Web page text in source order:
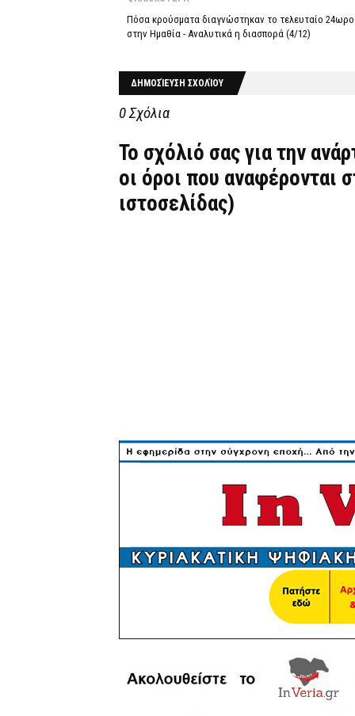
Πόσα κρούσματα διαγνώστηκαν το τελευταίο 24ωρο
στην Ημαθία - Αναλυτικά η διασπορά (4/12)
ΔΗΜΟΣΊΕΥΣΗ ΣΧΟΛΊΟΥ
0 Σχόλια
Το σχόλιό σας για την
οι όροι που αναφέρονται
ιστοσελίδας)